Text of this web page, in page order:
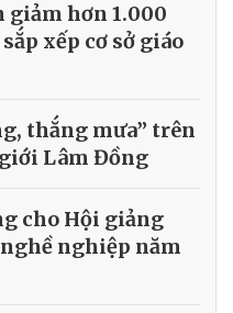
hơn 1.000
xếp cơ sở giáo
thắng mưa” trên
Lâm Đồng
cho Hội giảng
nghiệp năm